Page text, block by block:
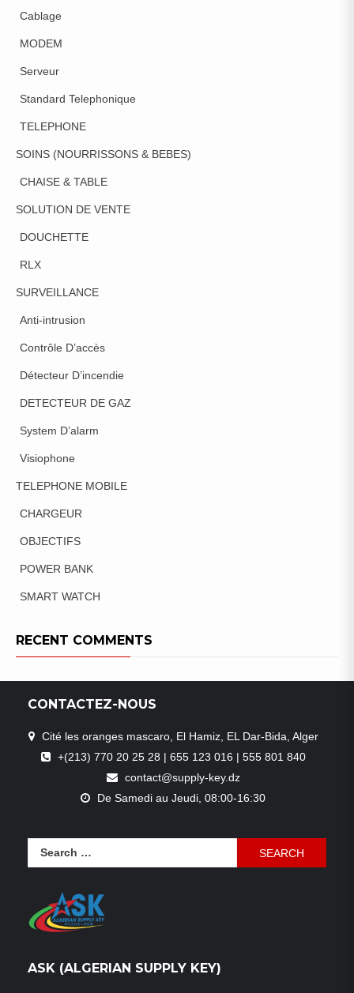
Cablage
MODEM
Serveur
Standard Telephonique
TELEPHONE
SOINS (NOURRISSONS & BEBES)
CHAISE & TABLE
SOLUTION DE VENTE
DOUCHETTE
RLX
SURVEILLANCE
Anti-intrusion
Contrôle D’accès
Détecteur D’incendie
DETECTEUR DE GAZ
System D’alarm
Visiophone
TELEPHONE MOBILE
CHARGEUR
OBJECTIFS
POWER BANK
SMART WATCH
RECENT COMMENTS
CONTACTEZ-NOUS
Cité les oranges mascaro, El Hamiz, EL Dar-Bida, Alger
+(213) 770 20 25 28 | 655 123 016 | 555 801 840
contact@supply-key.dz
De Samedi au Jeudi, 08:00-16:30
ASK (ALGERIAN SUPPLY KEY)